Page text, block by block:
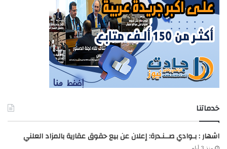
خدماتنا
اشهار : بـوادي صــنـدرة: إعلان عن بيع حقوق عقارية بالمزاد العلني